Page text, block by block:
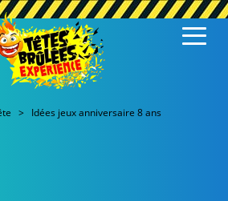
Idées jeux anniversaire 8 ans